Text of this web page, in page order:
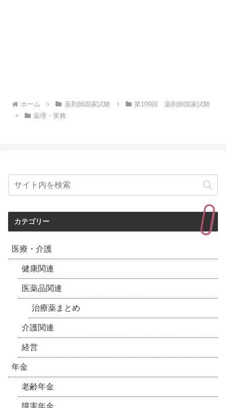
ホーム 薬剤師国家試験
第109回 薬剤師国家試験
薬理・実務
カテゴリー
医療・介護
健康関連
医薬品関連
治療薬まとめ
介護関連
経営
年金
老齢年金
障害年金